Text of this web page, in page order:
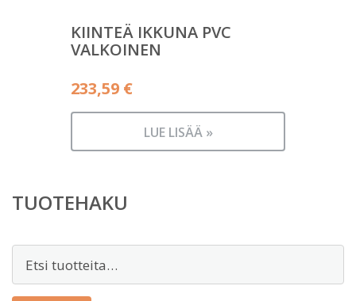
KIINTEÄ IKKUNA PVC
VALKOINEN
233,59 €
LUE LISÄÄ »
TUOTEHAKU